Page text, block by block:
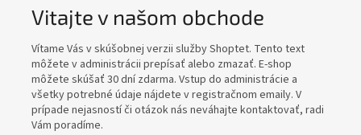
Vitajte v našom obchode
Vítame Vás v skúšobnej verzii služby Shoptet. Tento text
môžete v administrácii prepísať alebo zmazať. E-shop
môžete skúšať 30 dní zdarma. Vstup do administrácie a
všetky potrebné údaje nájdete v registračnom emaily. V
prípade nejasností či otázok nás neváhajte kontaktovať, radi
Vám poradíme.